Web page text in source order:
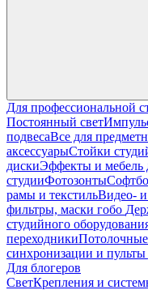
Для профессиональной
Постоянный свет
подвесаВсе для
аксессуарыСтойки
дискиЭффекты и мебель
студииФотозонты
рамы и текстильВидео- и
фильтры, маски гобо
студийного
переходники
синхронизации и
Для блогеров
СветКрепления и